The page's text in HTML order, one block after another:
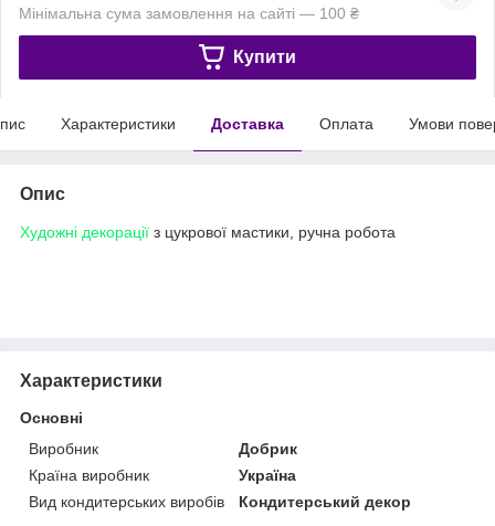
Мінімальна сума замовлення на сайті — 100 ₴
Купити
Характеристики Доставка Оплата Умови
Опис
Художні декорації з цукрової мастики, ручна робота
Характеристики
Основні
Виробник
Добрик
Країна виробник
Україна
Вид кондитерських виробів
Кондитерський декор